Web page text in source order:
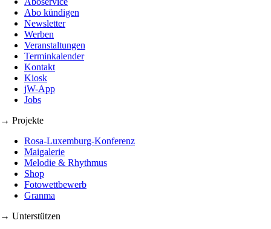
Abo kündigen
Newsletter
Werben
Veranstaltungen
Terminkalender
Kontakt
Kiosk
jW-App
Jobs
→ Projekte
Rosa-Luxemburg-Konferenz
Maigalerie
Melodie & Rhythmus
Shop
Fotowettbewerb
Granma
→ Unterstützen